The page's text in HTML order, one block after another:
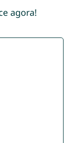
agora!